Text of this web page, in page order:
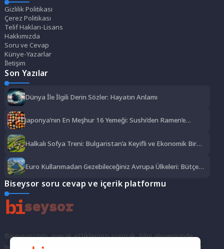
Gizlilik Politikası
Çerez Politikası
Telif Hakları-Lisans
Hakkımızda
Soru ve Cevap
Künye-Yazarlar
İletişim
Son Yazılar
Dünya İle İlgili Derin Sözler: Hayatın Anlamı
Japonya’nın En Meşhur 16 Yemeği: Sushi’den Ramen’e
Halkalı Sofya Treni: Bulgaristan’a Keyifli ve Ekonomik Bir
Euro Kullanmadan Gezebileceğiniz Avrupa Ülkeleri: Bütçe
Biseysor soru cevap ve içerik platformu
Biseysor.com, merak ettiklerinizi sormak, bilgi alışverişinde